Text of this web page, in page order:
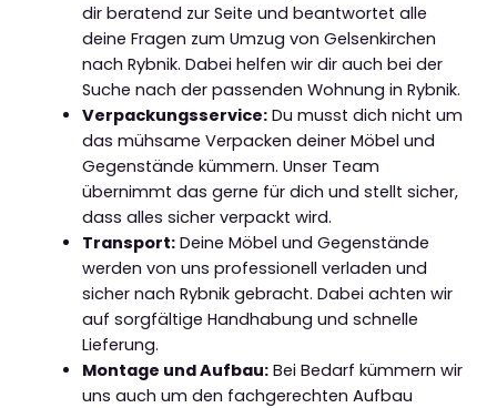
dir beratend zur Seite und beantwortet alle
deine Fragen zum Umzug von Gelsenkirchen
nach Rybnik. Dabei helfen wir dir auch bei der
Suche nach der passenden Wohnung in Rybnik.
Verpackungsservice:Du musst dich nicht um
das mühsame Verpacken deiner Möbel und
Gegenstände kümmern. Unser Team
übernimmt das gerne für dich und stellt sicher,
dass alles sicher verpackt wird.
Transport:Deine Möbel und Gegenstände
werden von uns professionell verladen und
sicher nach Rybnik gebracht. Dabei achten wir
auf sorgfältige Handhabung und schnelle
Lieferung.
Montage und Aufbau:Bei Bedarf kümmern wir
uns auch um den fachgerechten Aufbau